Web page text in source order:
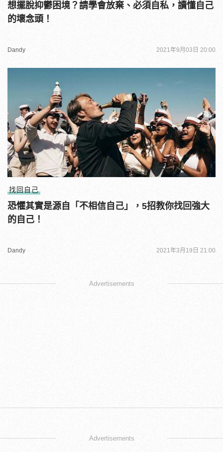
想擺脫抑鬱困境？請學會放棄、必須自私，讀懂自己
的壞念頭！
Dandy 2021年9月03日 20:00
找回自己
恐懼其實是源自「不相信自己」，5招教你找回強大
的自己！
Dandy 2021年3月19日 21:00
Advertisements
Advertisements